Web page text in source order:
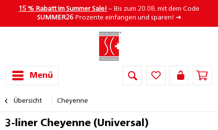
15 % Rabatt im Summer Sale! – Bis zum 20.08. mit dem Code
SUMMER26Prozente einfangen und sparen! ➜
Menü
Übersicht Cheyenne
3-liner Cheyenne (Universal)